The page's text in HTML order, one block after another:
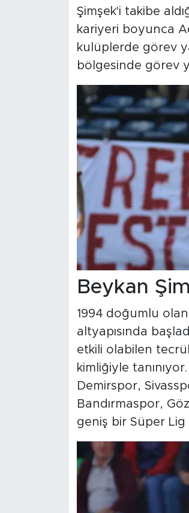
Şimşek'i takibe
kariyeri boyunca
kulüplerde görev
bölgesinde görev
Beykan
1994 doğumlu
altyapısında
etkili olabilen
kimliğiyle
Demirspor,
Bandırmaspor,
geniş bir Süper Lig